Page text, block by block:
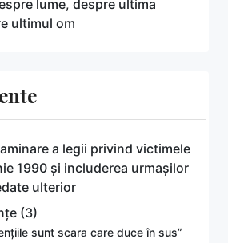
lume, despre ultima
ultimul om
a legii privind victimele
1990 și includerea urmașilor
ulterior
(3)
sunt scara care duce în sus”